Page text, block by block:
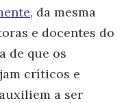
, da mesma
e docentes do
de que os
críticos e
a ser